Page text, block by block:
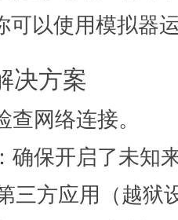
可以使用模拟器
决方案
网络连接。
确保开启了未知
三方应用（越狱